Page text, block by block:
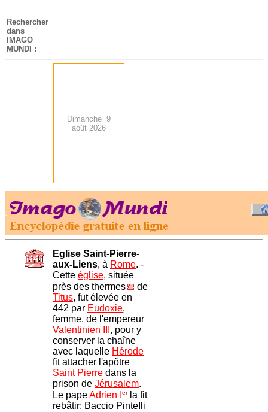
-
Rechercher
dans
IMAGO
MUNDI :
Dimanche 9
août 2026
.
Eglise Saint-Pierre-
aux-Liens, à Rome. -
Cette église, située
près des thermes
de
Titus, fut élevée en
442 par Eudoxie,
femme, de l'empereur
Valentinien III , pour y
conserver la chaîne
avec laquelle Hérode
fit attacher l'apôtre
Saint Pierre dans la
prison de Jérusalem.
Le papeAdrien I erla fit
rebâtir; Baccio PinteIli